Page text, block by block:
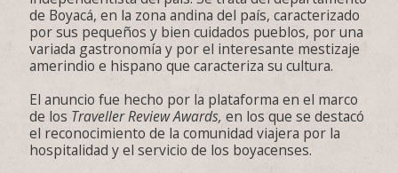
de Boyacá, en la zona andina del país, caracterizado
por sus pequeños y bien cuidados pueblos, por una
variada gastronomía y por el interesante mestizaje
amerindio e hispano que caracteriza su cultura.
El anuncio fue hecho por la plataforma en el marco
de los Traveller Review Awards, en los que se destacó
el reconocimiento de la comunidad viajera por la
hospitalidad y el servicio de los boyacenses.